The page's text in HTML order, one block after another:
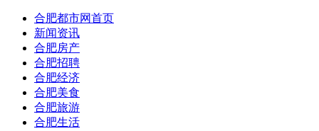
合肥都市网首页
新闻资讯
合肥房产
合肥招聘
合肥经济
合肥美食
合肥旅游
合肥生活